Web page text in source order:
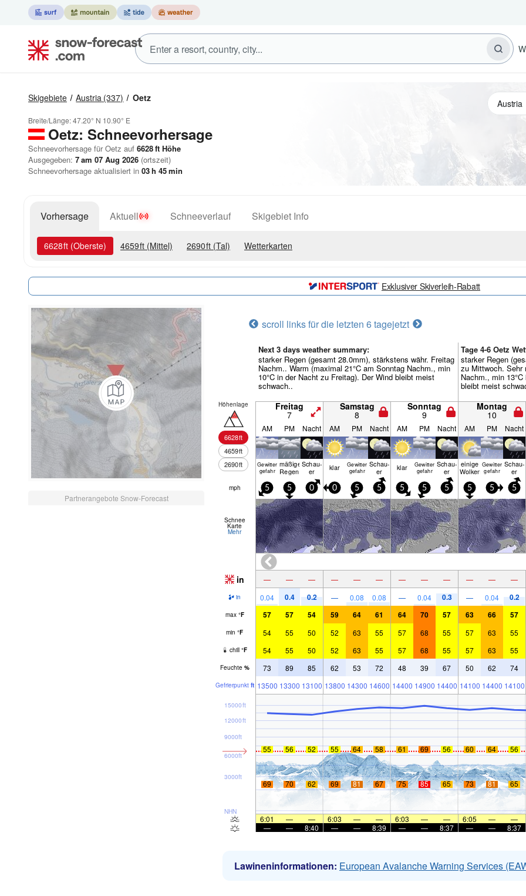
Skigebiete Austria (337) Oetz
Breite/Länge:47.20° N 10.90° E
Oetz: Schneevorhersage
Schneevorhersage für Oetz auf 6628ft Höhe
Ausgegeben: 7 am 07 Aug 2026 (ortszeit)
Schneevorhersage aktualisiert in 03h 45min
Vorhersage Aktuell Schneeverlauf Skigebiet Info
6628ft (Oberste) 4659ft (Mittel) 2690ft (Tal) Wetterkarten
Exklusiver Skiverleih-Rabatt
Partnerangebote Snow-Forecast
scroll links für die letzten 6 tagejetzt
Next 3 days weather summary:
starker Regen (gesamt 28.0mm), stärkstens währ. Freitag
Nachm.. Warm (maximal 21°C am Sonntag Nachm., min
10°C in der Nacht zu Freitag). Der Wind bleibt meist
schwach..
Tage 4-6 Oetz
starker Regen
zu Mittwoch. Sehr
Nachm., min
bleibt meist
Höhenlage
6628ft
4659ft
2690ft
Freitag
7
Samstag
8
Sonntag
9
Montag
10
AM PM Nacht AM PM Nacht AM PM Nacht AM PM Nacht
Gewitter
gefahr
mäßiger
Regen
Schau­
er klar
Gewitter
gefahr
Schau­
er klar
Gewitter
gefahr
Schau­
er
einige
Wolken
Gewitter
gefahr
Schau­
er
mph 5 5 0 0 5 5 5 5 5 5 5 5
Schnee
Karte
Mehr
in — — — — — — — — — — — —
in 0.04 0.4 0.2 — 0.08 0.08 — 0.04 0.3 — 0.04 0.2
max °F 57 57 54 59 64 61 64 70 57 63 66 57
min °F 54 55 50 52 63 55 57 68 55 57 63 55
chill °F 54 55 50 52 63 55 57 68 55 57 63 55
Feuchte % 73 89 85 62 53 72 48 39 67 50 62 74
Gefrier­punkt ft 13500 13300 13100 13800 14300 14600 14400 14900 14400 14100 14400 14100
NHN
3000ft
6000ft
9000ft
12000ft
15000ft
55 56 52 55 64 58 61 69 56 60 64 56
69 70 62 69 81 67 75 85 65 73 81 65
6:01 — — 6:03 — — 6:03 — — 6:05 — —
—
— 8:40 — — 8:39 — — 8:37 — — 8:37
Lawineninformationen: European Avalanche Warning Services